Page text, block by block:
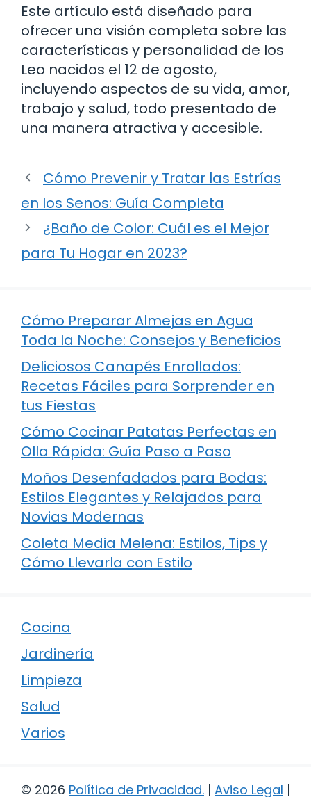
Este artículo está diseñado para
ofrecer una visión completa sobre las
características y personalidad de los
Leo nacidos el 12 de agosto,
incluyendo aspectos de su vida, amor,
trabajo y salud, todo presentado de
una manera atractiva y accesible.
Cómo Prevenir y Tratar las Estrías
en los Senos: Guía Completa
¿Baño de Color: Cuál es el Mejor
para Tu Hogar en 2023?
Cómo Preparar Almejas en Agua
Toda la Noche: Consejos y Beneficios
Deliciosos Canapés Enrollados:
Recetas Fáciles para Sorprender en
tus Fiestas
Cómo Cocinar Patatas Perfectas en
Olla Rápida: Guía Paso a Paso
Moños Desenfadados para Bodas:
Estilos Elegantes y Relajados para
Novias Modernas
Coleta Media Melena: Estilos, Tips y
Cómo Llevarla con Estilo
Cocina
Jardinería
Limpieza
Salud
Varios
© 2026 Política de Privacidad. | Aviso Legal |